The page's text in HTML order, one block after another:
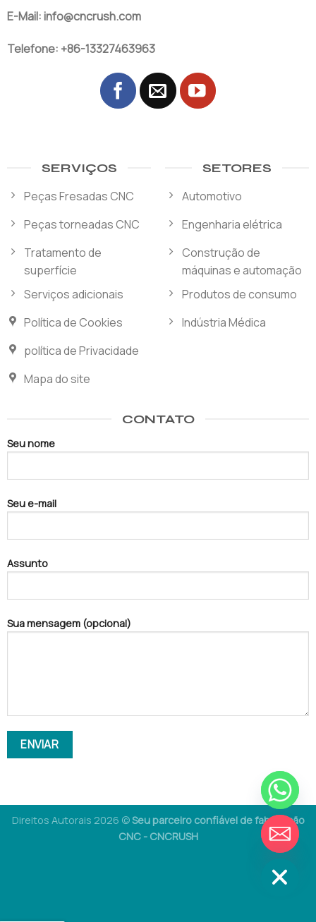
E-Mail: info@cncrush.com
Telefone: +86-13327463963
SERVIÇOS
Peças Fresadas CNC
Peças torneadas CNC
Tratamento de
superfície
Serviços adicionais
Política de Cookies
política de Privacidade
Mapa do site
SETORES
Automotivo
Engenharia elétrica
Construção de
máquinas e automação
Produtos de consumo
Indústria Médica
CONTATO
Seu nome
Seu e-mail
Assunto
Sua mensagem (opcional)
Direitos Autorais 2026 ©Seu parceiro confiável de fabricação
CNC - CNCRUSH
ESCONDER
CHATY